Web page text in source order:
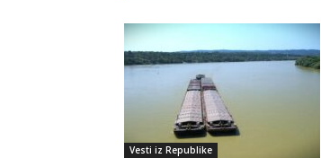
Vesti iz Republike